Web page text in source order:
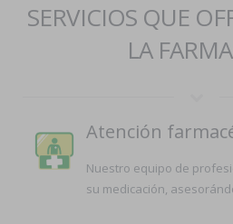
SERVICIOS QUE
LA
Atención
Nuestro equipo de
su medicación,